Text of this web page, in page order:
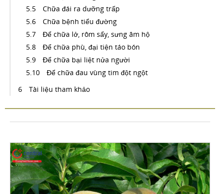
Chữa đái ra dưỡng trấp
Chữa bệnh tiểu đường
Để chữa lở, rôm sẩy, sưng âm hộ
Để chữa phù, đại tiện táo bón
Để chữa bại liệt nửa người
Để chữa đau vùng tim đột ngột
Tài liệu tham khảo